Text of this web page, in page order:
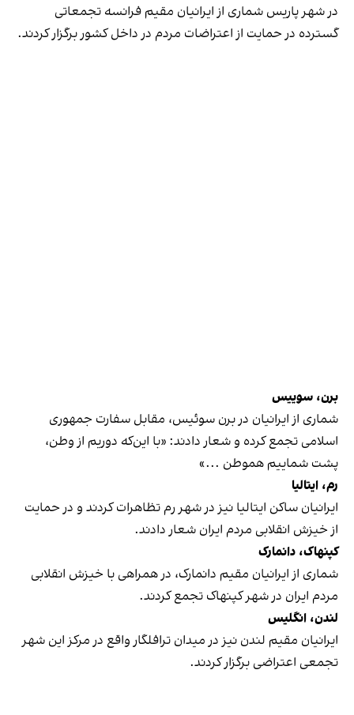
در شهر پاریس شماری از ایرانیان مقیم فرانسه تجمعاتی
گسترده در حمایت از اعتراضات مردم در داخل کشور برگزار کردند.
برن، سوییس
شماری از ایرانیان در برن سوئیس، مقابل سفارت جمهوری
اسلامی تجمع کرده و شعار دادند: «با این‌که دوریم از وطن،
پشت شماییم هموطن ...»
رم، ایتالیا
ایرانیان ساکن ایتالیا نیز در شهر رم تظاهرات کردند و در حمایت
از خیزش انقلابی مردم ایران شعار دادند.
کپنهاک، دانمارک
شماری از ایرانیان مقیم دانمارک، در همراهی با خیزش انقلابی
مردم ایران در شهر کپنهاک تجمع کردند.
لندن، انگلیس
ایرانیان مقیم لندن نیز در میدان ترافلگار واقع در مرکز این شهر
تجمعی اعتراضی برگزار کردند.